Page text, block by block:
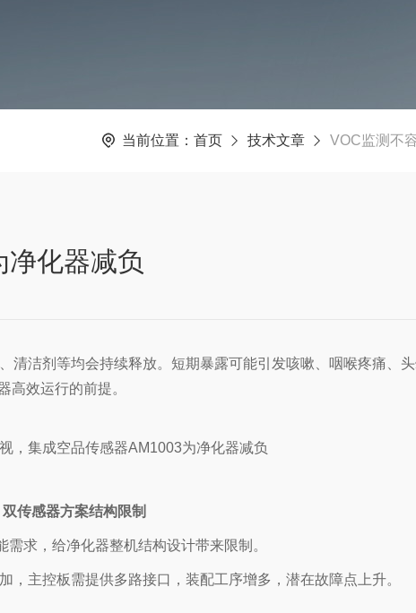
当前位置： 首页 技术文章 VOC监测不
化器减负
洁剂等均会持续释放。短期暴露可能引发咳嗽、咽喉疼痛、
高效运行的前提。
双传感器方案结构限制
求，给净化器整机结构设计带来限制。
主控板需提供多路接口，装配工序增多，潜在故障点上升。